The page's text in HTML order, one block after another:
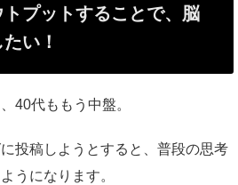
プットすることで、脳
い！
40代ももう中盤。
投稿しようとすると、普段の思考
うになります。